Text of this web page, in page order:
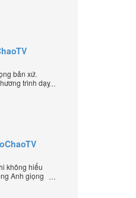
bản xứ.
trình dạy
không hiểu
Anh giọng